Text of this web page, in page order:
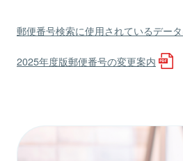
郵便番号検索に使用されているデー
2025年度版郵便番号の変更案内